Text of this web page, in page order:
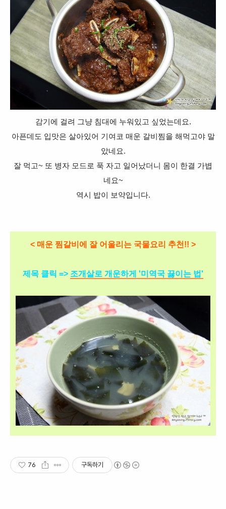
감기에 걸려 그냥 침대에 누워있고 싶었는데요.
아픈데도 입맛은 살아있어 기여코 매운 갈비찜을 해먹고야 말
았네요.
잘 먹고~ 또 병자 모드로 푹 자고 일어났더니 몸이 한결 가볍
네요~
역시 밥이 보약입니다.
< 매운 찜갈비에 잘 어울리는 국물요리 추천!! >
제목 클릭 => 조개살로 개운하게 '미역국 끓이는 법'
76 구독하기